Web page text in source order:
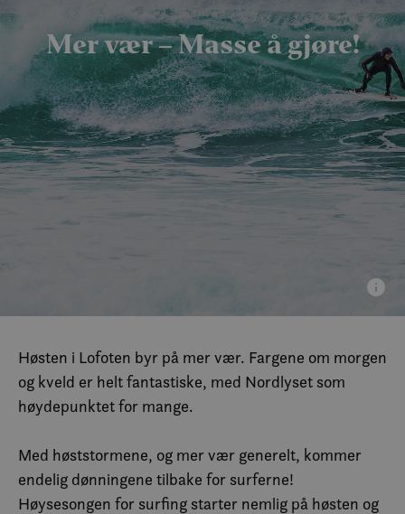
Mer vær – Masse å gjøre!
Høsten i Lofoten byr på mer vær. Fargene om morgen
og kveld er helt fantastiske, med Nordlyset som
høydepunktet for mange.
Med høststormene, og mer vær generelt, kommer
endelig dønningene tilbake for surferne!
Høysesongen for surfing starter nemlig på høsten og